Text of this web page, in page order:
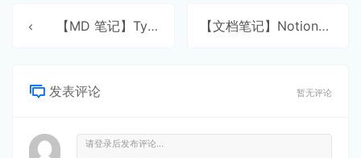
【MD 笔记】Typora 【文档笔记】Notion
发表评论 暂无评论